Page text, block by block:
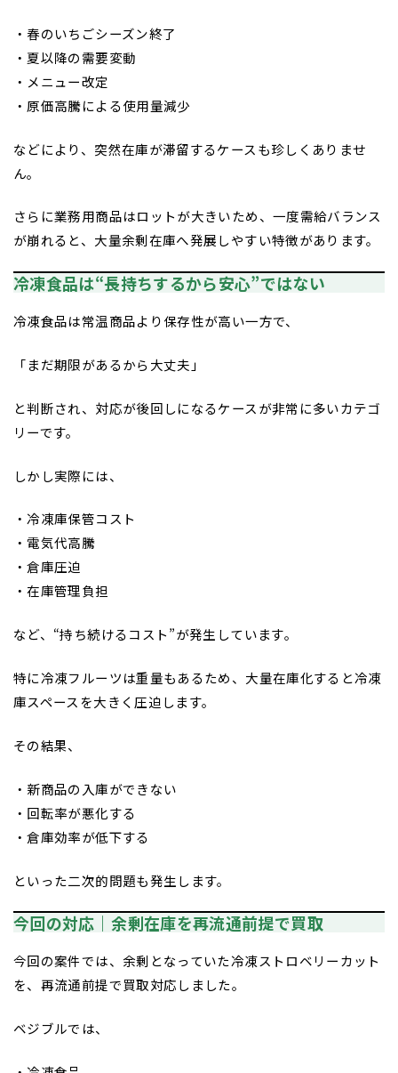
・春のいちごシーズン終了
・夏以降の需要変動
・メニュー改定
・原価高騰による使用量減少
などにより、突然在庫が滞留するケースも珍しくありませ
ん。
さらに業務用商品はロットが大きいため、一度需給バランス
が崩れると、大量余剰在庫へ発展しやすい特徴があります。
冷凍食品は“長持ちするから安心”ではない
冷凍食品は常温商品より保存性が高い一方で、
「まだ期限があるから大丈夫」
と判断され、対応が後回しになるケースが非常に多いカテゴ
リーです。
しかし実際には、
・冷凍庫保管コスト
・電気代高騰
・倉庫圧迫
・在庫管理負担
など、“持ち続けるコスト”が発生しています。
特に冷凍フルーツは重量もあるため、大量在庫化すると冷凍
庫スペースを大きく圧迫します。
その結果、
・新商品の入庫ができない
・回転率が悪化する
・倉庫効率が低下する
といった二次的問題も発生します。
今回の対応｜余剰在庫を再流通前提で買取
今回の案件では、余剰となっていた冷凍ストロベリーカット
を、再流通前提で買取対応しました。
ベジブルでは、